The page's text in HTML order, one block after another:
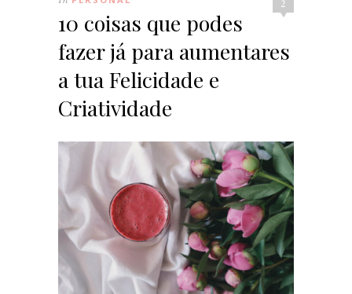
2
10 coisas que podes
fazer já para aumentares
a tua Felicidade e
Criatividade